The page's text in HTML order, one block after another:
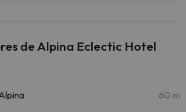
de Alpina Eclectic Hotel
60 m